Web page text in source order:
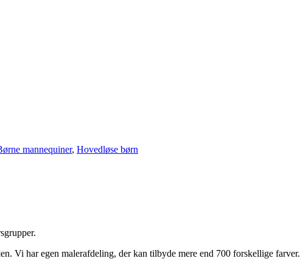
mannequiner, Hovedløse børn
Vi har egen malerafdeling, der kan tilbyde mere end 700 forskellige farver.